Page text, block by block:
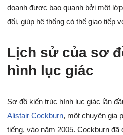
doanh được bao quanh bởi một
đổi, giúp hệ thống có thể giao tiếp
Lịch sử của sơ
hình lục giác
Sơ đồ kiến trúc hình lục giác lần
Alistair Cockburn, một chuyên gia
tiếng, vào năm 2005. Cockburn